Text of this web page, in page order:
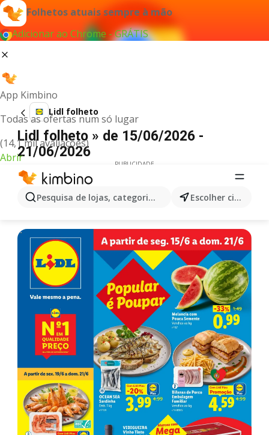
Folhetos atuais sempre à mão
Adicionar ao Chrome - GRÁTIS
App Kimbino
Todas as ofertas num só lugar
(14,1 mil avaliações)
Abrir
Pesquisa de lojas, categorias,produtos... Escolher cidade
Lidl folheto
Lidl folheto » de 15/06/2026 -
21/06/2026
PUBLICIDADE